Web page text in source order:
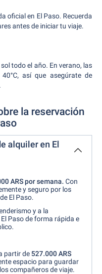
oficial en El Paso. Recuerda
antes de iniciar tu viaje.
todo el año. En verano, las
así que asegúrate de
la reservación
alquiler en El
ARSporsemana. Con
y seguro por los
El Paso.
y a la
Paso de forma rápida e
partir de 527.000 ARS
espacio para guardar
compañeros de viaje.